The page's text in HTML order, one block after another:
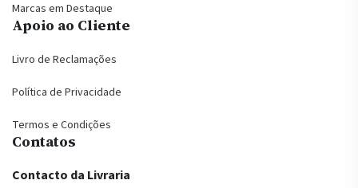
Marcas em Destaque
Apoio ao Cliente
Livro de Reclamações
Política de Privacidade
Termos e Condições
Contatos
Contacto da Livraria